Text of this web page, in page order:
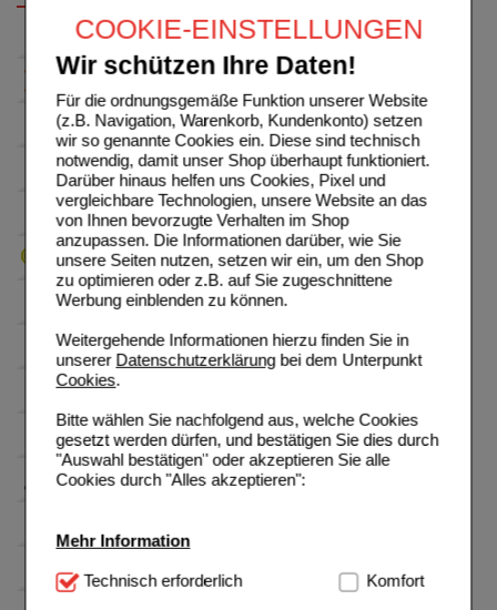
COOKIE-EINSTELLUNGEN
Wir schützen Ihre Daten!
Für die ordnungsgemäße Funktion unserer Website
(z.B. Navigation, Warenkorb, Kundenkonto) setzen
wir so genannte Cookies ein. Diese sind technisch
notwendig, damit unser Shop überhaupt funktioniert.
Darüber hinaus helfen uns Cookies, Pixel und
vergleichbare Technologien, unsere Website an das
von Ihnen bevorzugte Verhalten im Shop
anzupassen. Die Informationen darüber, wie Sie
unsere Seiten nutzen, setzen wir ein, um den Shop
zu optimieren oder z.B. auf Sie zugeschnittene
Werbung einblenden zu können.
Weitergehende Informationen hierzu finden Sie in
unserer Datenschutzerklärungbei dem Unterpunkt
Cookies.
Bitte wählen Sie nachfolgend aus, welche Cookies
gesetzt werden dürfen, und bestätigen Sie dies durch
"Auswahl bestätigen" oder akzeptieren Sie alle
Cookies durch "Alles akzeptieren":
Mehr Information
Technisch Notwendig:Hierbei handelt es sich um
Technisch erforderlich Komfort